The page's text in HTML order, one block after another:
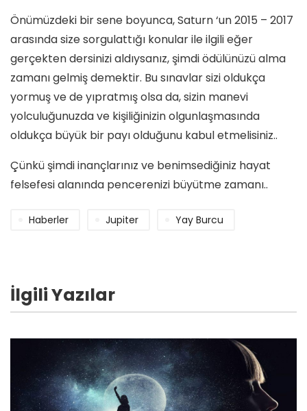
Önümüzdeki bir sene boyunca, Saturn ‘un 2015 – 2017
arasında size sorgulattığı konular ile ilgili eğer
gerçekten dersinizi aldıysanız, şimdi ödülünüzü alma
zamanı gelmiş demektir. Bu sınavlar sizi oldukça
yormuş ve de yıpratmış olsa da, sizin manevi
yolculuğunuzda ve kişiliğinizin olgunlaşmasında
oldukça büyük bir payı olduğunu kabul etmelisiniz..
Çünkü şimdi inançlarınız ve benimsediğiniz hayat
felsefesi alanında pencerenizi büyütme zamanı..
Haberler Jupiter Yay Burcu
İlgili Yazılar